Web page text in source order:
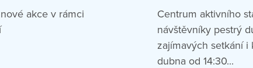
akce v rámci
Centrum aktivního
návštěvníky pestrý
zajímavých setkání i
dubna od 14:30...